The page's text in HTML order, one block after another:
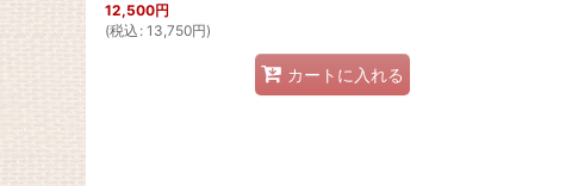
12,500円
(税込 : 13,750円)
カートに入れる